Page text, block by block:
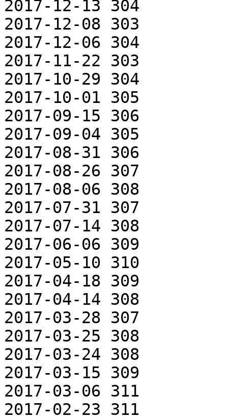
2017-12-13 304
2017-12-08 303
2017-12-06 304
2017-11-22 303
2017-10-29 304
2017-10-01 305
2017-09-15 306
2017-09-04 305
2017-08-31 306
2017-08-26 307
2017-08-06 308
2017-07-31 307
2017-07-14 308
2017-06-06 309
2017-05-10 310
2017-04-18 309
2017-04-14 308
2017-03-28 307
2017-03-25 308
2017-03-24 308
2017-03-15 309
2017-03-06 311
2017-02-23 311